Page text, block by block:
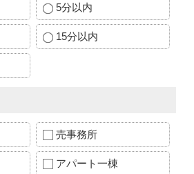
5分以内
15分以内
売事務所
アパート一棟